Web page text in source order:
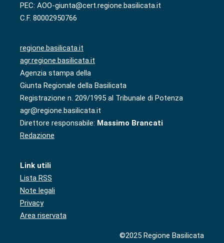
PEC: AOO-giunta@cert.regione.basilicata.it
C.F. 80002950766
regione.basilicata.it
agr.regione.basilicata.it
Agenzia stampa della
Giunta Regionale della Basilicata
Registrazione n. 209/1995 al Tribunale di Potenza
agr@regione.basilicata.it
Direttore responsabile: Massimo Brancati
Redazione
Link utili
Lista RSS
Note legali
Privacy
Area riservata
©2025 Regione Basilicata